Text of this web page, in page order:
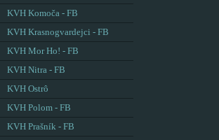
KVH Komoča - FB
KVH Krasnogvardejci - FB
KVH Mor Ho! - FB
KVH Nitra - FB
KVH Ostrô
KVH Polom - FB
KVH Prašník - FB